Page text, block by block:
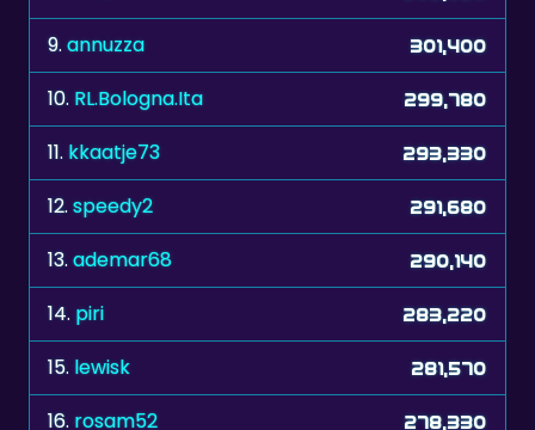
10.RL.Bologna.Ita 299,780
11. kkaatje73 293,330
12.speedy2 291,680
13. ademar68 290,140
14.piri 283,220
15. lewisk 281,570
16. rosam52 278,330
17. Danunka 266,580